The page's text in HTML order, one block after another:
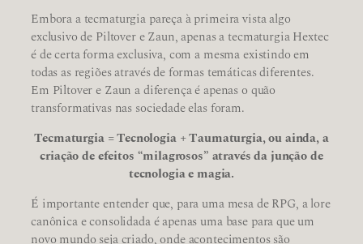
Embora a tecmaturgia pareça à primeira vista algo
exclusivo de Piltover e Zaun, apenas a tecmaturgia Hextec
é de certa forma exclusiva, com a mesma existindo em
todas as regiões através de formas temáticas diferentes.
Em Piltover e Zaun a diferença é apenas o quão
transformativas nas sociedade elas foram.
Tecmaturgia = Tecnologia + Taumaturgia, ou ainda, a
criação de efeitos “milagrosos” através da junção de
tecnologia e magia.
É importante entender que, para uma mesa de RPG, a lore
canônica e consolidada é apenas uma base para que um
novo mundo seja criado, onde acontecimentos são